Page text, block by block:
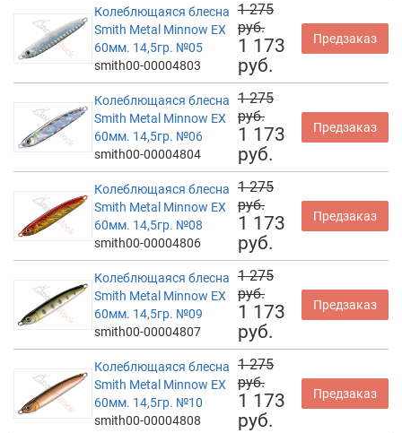
Колеблющаяся блесна
Smith Metal Minnow EX
60мм. 14,5гр. №05
smith00-00004803
1 275
руб.
1 173
руб.
Предзаказ
Колеблющаяся блесна
Smith Metal Minnow EX
60мм. 14,5гр. №06
smith00-00004804
1 275
руб.
1 173
руб.
Предзаказ
Колеблющаяся блесна
Smith Metal Minnow EX
60мм. 14,5гр. №08
smith00-00004806
1 275
руб.
1 173
руб.
Предзаказ
Колеблющаяся блесна
Smith Metal Minnow EX
60мм. 14,5гр. №09
smith00-00004807
1 275
руб.
1 173
руб.
Предзаказ
Колеблющаяся блесна
Smith Metal Minnow EX
60мм. 14,5гр. №10
smith00-00004808
1 275
руб.
1 173
руб.
Предзаказ